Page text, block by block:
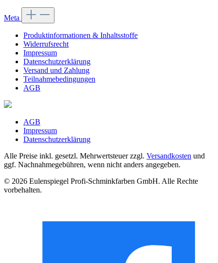
Meta
Produktinformationen & Inhaltsstoffe
Widerrufsrecht
Impressum
Datenschutzerklärung
Versand und Zahlung
Teilnahmebedingungen
AGB
AGB
Impressum
Datenschutzerklärung
Alle Preise inkl. gesetzl. Mehrwertsteuer zzgl. Versandkosten und
ggf. Nachnahmegebühren, wenn nicht anders angegeben.
© 2026 Eulenspiegel Profi-Schminkfarben GmbH. Alle Rechte
vorbehalten.